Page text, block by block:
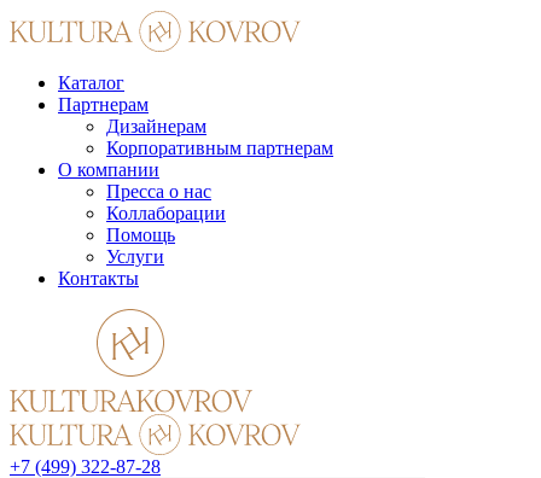
Каталог
Партнерам
Дизайнерам
Корпоративным партнерам
О компании
Пресса о нас
Коллаборации
Помощь
Услуги
Контакты
+7 (499) 322-87-28